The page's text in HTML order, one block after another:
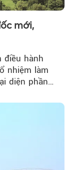
mới,
điều hành
nhiệm làm
diện phần